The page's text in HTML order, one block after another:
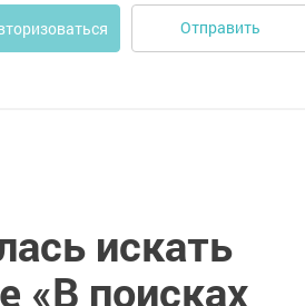
Отправить
искать
«В поисках